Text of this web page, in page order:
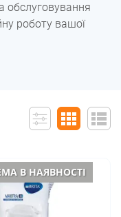
обслуговування
роботу вашої
В НАЯВНОСТІ